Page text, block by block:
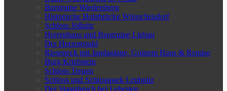
Burgruine Wiedersberg
Historische Holzbrücke Wünschendorf
Schloss Jößnitz
Herrenhaus und Burgruine Liebau
Der Herzogstuhl
Rieseneck mit Jagdanlage, Grünem Haus & Remise
Burg Kriebstein
Schloss Treuen
Schloss und Schlosspark Leubnitz
Der Staatsbruch bei Lehesten